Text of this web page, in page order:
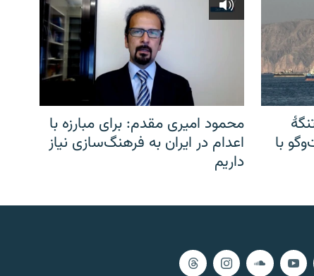
با
محمود امیری مقدم: برای مبارزه با
اعدام در ایران به فرهنگ‌سازی نیاز
داریم